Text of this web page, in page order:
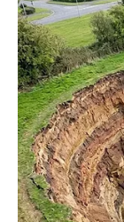
Sudbina radi u
Šta dolazi?
Strijelčevima
riješe brigu koja